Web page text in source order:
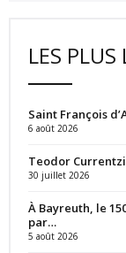
LES PLUS
Saint François
6 août 2026
Teodor
30 juillet 2026
À Bayreuth, le
par…
5 août 2026